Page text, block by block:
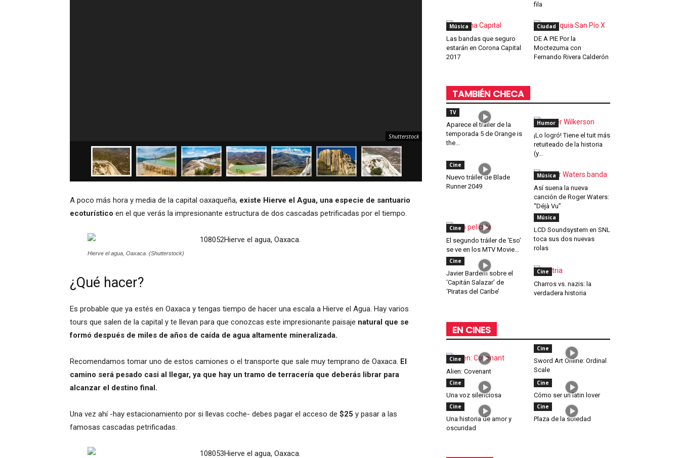
Shutterstock
A poco más hora y media de la capital oaxaqueña, existe Hierve el Agua, una especie de santuario
ecoturístico en el que verás la impresionante estructura de dos cascadas petrificadas por el tiempo.
Hierve el agua, Oaxaca. (Shutterstock)
¿Qué hacer?
Es probable que ya estés en Oaxaca y tengas tiempo de hacer una escala a Hierve el Agua. Hay varios
tours que salen de la capital y te llevan para que conozcas este impresionante paisaje natural que se
formó después de miles de años de caída de agua altamente mineralizada.
Recomendamos tomar uno de estos camiones o el transporte que sale muy temprano de Oaxaca. El
camino será pesado casi al llegar, ya que hay un tramo de terracería que deberás librar para
alcanzar el destino final.
Una vez ahí -hay estacionamiento por si llevas coche- debes pagar el acceso de $25 y pasar a las
famosas cascadas petrificadas.
fila
Música
Las bandas que seguro
estarán en Corona Capital
2017
Ciudad
DE A PIE Por la
Moctezuma con
Fernando Rivera Calderón
TAMBIÉN CHECA
TV
Aparece el tráiler de la
temporada 5 de Orange is
the...
Humor
¡Lo logró! Tiene el tuit más
retuiteado de la historia
(y...
Cine
Nuevo tráiler de Blade
Runner 2049
Música
Así suena la nueva
canción de Roger Waters:
“Déjà Vu”
Cine
El segundo tráiler de ‘Eso’
se ve en los MTV Movie...
Música
LCD Soundsystem en SNL
toca sus dos nuevas
rolas
Cine
Javier Bardem sobre el
‘Capitán Salazar’ de
‘Piratas del Caribe’
Cine
Charros vs. nazis: la
verdadera historia
EN CINES
Cine
Alien: Covenant
Cine
Sword Art Online: Ordinal
Scale
Cine
Una voz silenciosa
Cine
Cómo ser un latin lover
Cine
Una historia de amor y
oscuridad
Cine
Plaza de la soledad